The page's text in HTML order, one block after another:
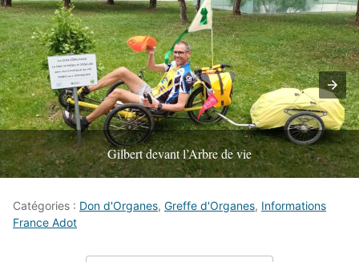
Gilbert devant l’Arbre de vie
Catégories : Don d'Organes, Greffe d'Organes, Informations
France Adot